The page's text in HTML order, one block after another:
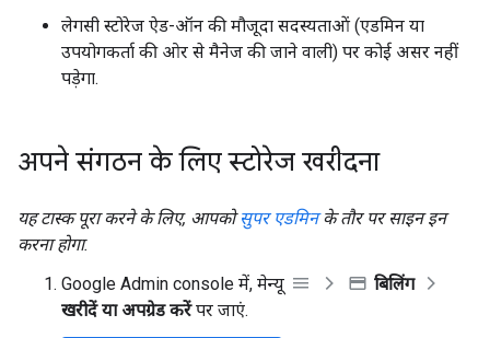
लेगसी स्टोरेज ऐड-ऑन की मौजूदा सदस्यताओं (एडमिन या
उपयोगकर्ता की ओर से मैनेज की जाने वाली) पर कोई असर नहीं
पड़ेगा.
अपने संगठन के लिए स्टोरेज खरीदना
यह टास्क पूरा करने के लिए, आपकोसुपर एडमिनके तौर पर साइन इन
करना होगा.
Google Admin console में, मेन्यू
बिलिंग
खरीदें या अपग्रेड करेंपर जाएं.